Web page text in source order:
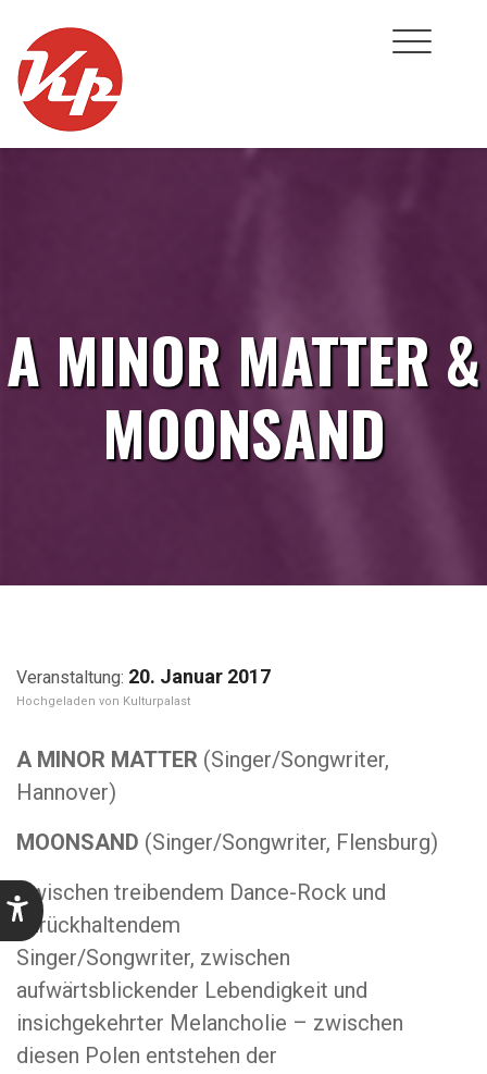
content
A MINOR MATTER &
MOONSAND
20. Januar 2017
Kulturpalast
A MINOR MATTER (Singer/Songwriter,
Hannover)
MOONSAND (Singer/Songwriter, Flensburg)
Zwischen treibendem Dance-Rock und
zurückhaltendem
Singer/Songwriter, zwischen
aufwärtsblickender Lebendigkeit und
insichgekehrter Melancholie – zwischen
diesen Polen entstehen der